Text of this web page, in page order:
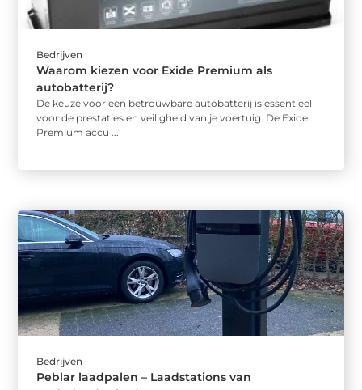
Bedrijven
Waarom kiezen voor Exide Premium als
autobatterij?
De keuze voor een betrouwbare autobatterij is essentieel
voor de prestaties en veiligheid van je voertuig. De Exide
Premium accu ...
Bedrijven
Peblar laadpalen – Laadstations van